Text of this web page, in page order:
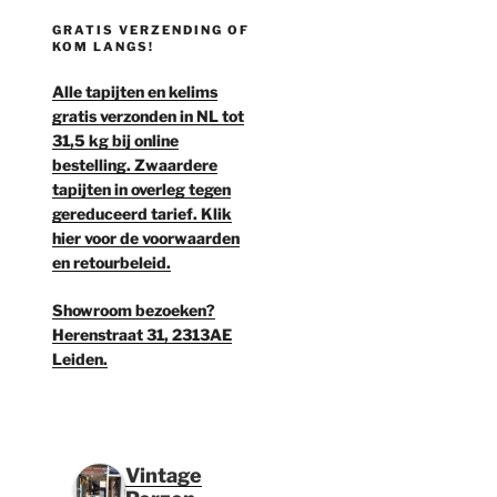
GRATIS VERZENDING OF
KOM LANGS!
Alle tapijten en kelims
gratis verzonden in NL tot
31,5 kg bij online
bestelling. Zwaardere
tapijten in overleg tegen
gereduceerd tarief. Klik
hier voor de voorwaarden
en retourbeleid.
Showroom bezoeken?
Herenstraat 31, 2313AE
Leiden.
Vintage